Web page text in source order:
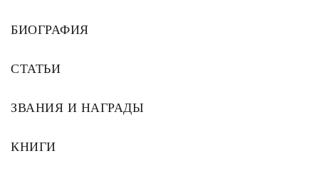
БИОГРАФИЯ
СТАТЬИ
ЗВАНИЯ И НАГРАДЫ
КНИГИ